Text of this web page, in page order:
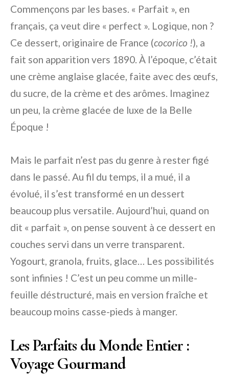
Commençons par les bases. « Parfait », en
français, ça veut dire « perfect ». Logique, non ?
Ce dessert, originaire de France (cocorico !), a
fait son apparition vers 1890. À l’époque, c’était
une crème anglaise glacée, faite avec des œufs,
du sucre, de la crème et des arômes. Imaginez
un peu, la crème glacée de luxe de la Belle
Époque !
Mais le parfait n’est pas du genre à rester figé
dans le passé. Au fil du temps, il a mué, il a
évolué, il s’est transformé en un dessert
beaucoup plus versatile. Aujourd’hui, quand on
dit « parfait », on pense souvent à ce dessert en
couches servi dans un verre transparent.
Yogourt, granola, fruits, glace… Les possibilités
sont infinies ! C’est un peu comme un mille-
feuille déstructuré, mais en version fraîche et
beaucoup moins casse-pieds à manger.
Les Parfaits du Monde Entier :
Voyage Gourmand